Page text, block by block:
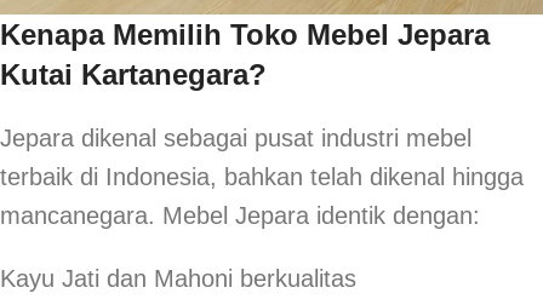
Kenapa Memilih Toko Mebel Jepara
Kutai Kartanegara?
Jepara dikenal sebagai pusat industri mebel
terbaik di Indonesia, bahkan telah dikenal hingga
mancanegara. Mebel Jepara identik dengan:
Kayu Jati dan Mahoni berkualitas